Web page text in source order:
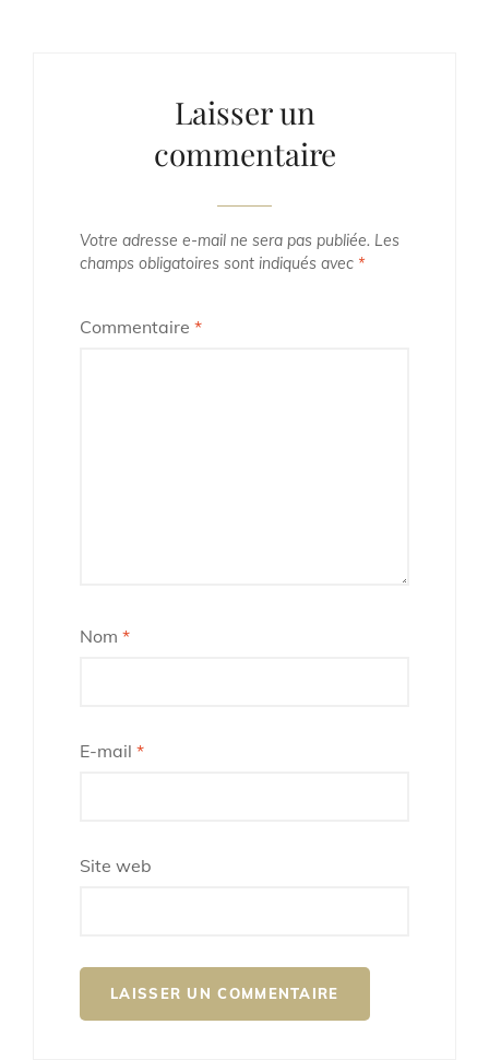
Laisser un
commentaire
Votre adresse e-mail ne sera pas publiée. Les
champs obligatoires sont indiqués avec *
Commentaire *
Nom *
E-mail *
Site web